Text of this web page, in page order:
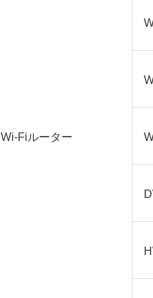
Wi-Fiルーター